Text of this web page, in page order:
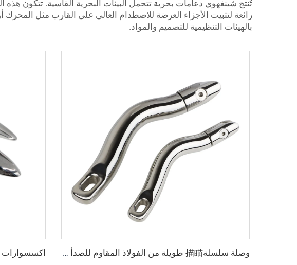
تُنتج شينغهوي دعامات بحرية تتحمل البيئات البحرية القاسية. تتكون
رائعة لتثبيت الأجزاء العرضة للاصطدام العالي على القارب مثل
بالهيئات التنظيمية للتصميم والمواد.
وصلة سلسلة描瞄 طويلة من الفولاذ المقاوم للصدأ 316 لقوارب